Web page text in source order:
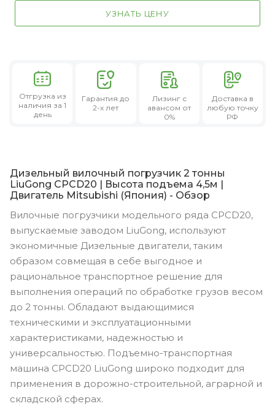
УЗНАТЬ ЦЕНУ
Отгрузка из
наличия за 1
день
Гарантия до
2-х лет
Лизингс
авансом от
0%
Доставка в
любую точку
РФ
Дизельный вилочный погрузчик 2 тонны
LiuGong CPCD20 | Высота подъема 4,5м |
Двигатель Mitsubishi (Япония) - Обзор
Вилочные погрузчики модельного ряда CPCD20,
выпускаемые заводом LiuGong, используют
экономичные Дизельные двигатели, таким
образом совмещая в себе выгодное и
рациональное транспортное решение для
выполнения операций по обработке грузов весом
до 2 тонны. Обладают выдающимися
техническими и эксплуатационными
характеристиками, надежностью и
универсальностью. Подъемно-транспортная
машина CPCD20 LiuGong широко подходит для
применения в дорожно-строительной, аграрной и
складской сферах.